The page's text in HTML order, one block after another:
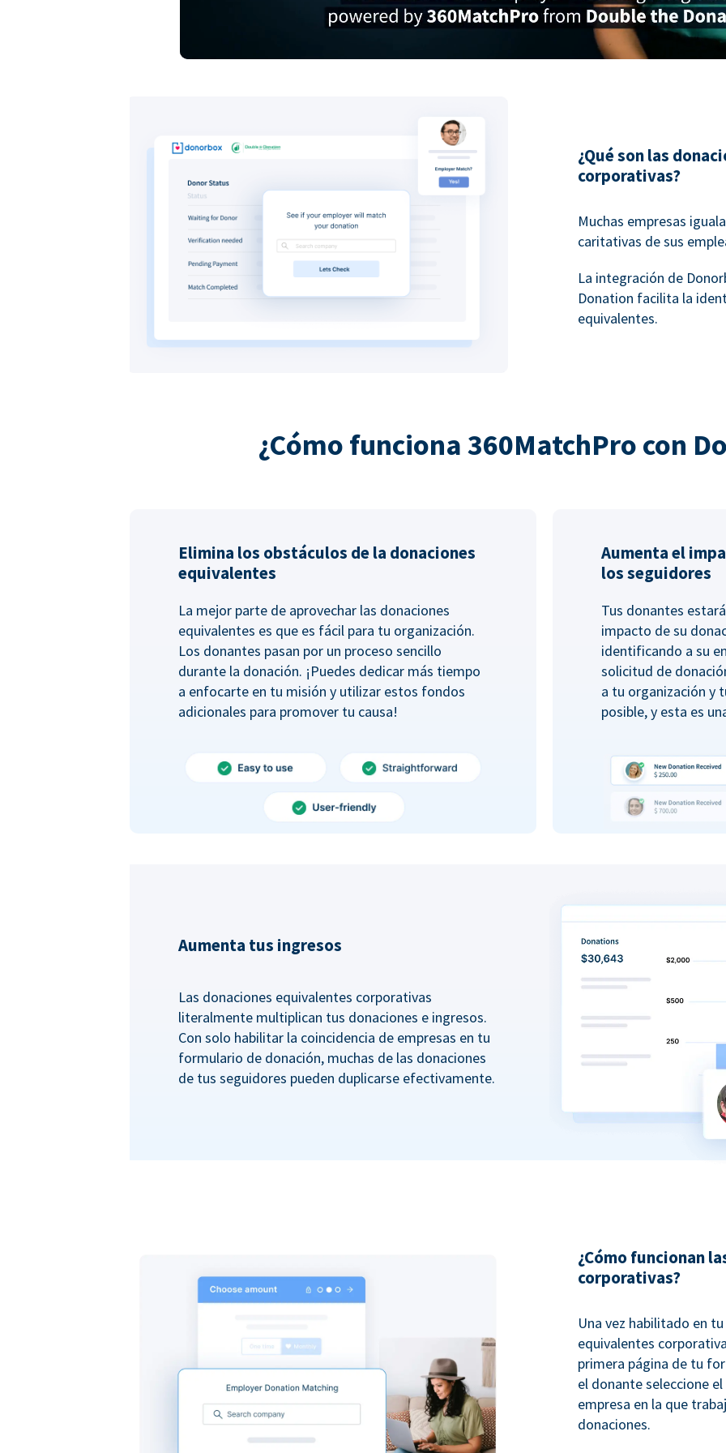
¿Qué son las
corporativas?
Muchas empresas
caritativas de sus
La integración de
Donation facilita la
equivalentes.
¿Cómo funciona 360MatchPro con
Elimina los obstáculos de la donaciones
equivalentes
La mejor parte de aprovechar las donaciones
equivalentes es que es fácil para tu organización.
Los donantes pasan por un proceso sencillo
durante la donación. ¡Puedes dedicar más tiempo
a enfocarte en tu misión y utilizar estos fondos
adicionales para promover tu causa!
Aumenta el
los seguidores
Tus donantes
impacto de su
identificando a su
solicitud de
a tu organización y
posible, y esta es
Aumenta tus ingresos
Las donaciones equivalentes corporativas
literalmente multiplican tus donaciones e ingresos.
Con solo habilitar la coincidencia de empresas en tu
formulario de donación, muchas de las donaciones
de tus seguidores pueden duplicarse efectivamente.
¿Cómo funcionan
corporativas?
Una vez habilitado en
equivalentes
primera página de tu
el donante seleccione
empresa en la que
donaciones.